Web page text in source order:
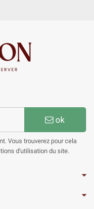
ok
Vous trouverez pour cela
d'utilisation du site.